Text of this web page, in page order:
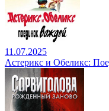
11.07.2025
Астерикс и Обеликс: